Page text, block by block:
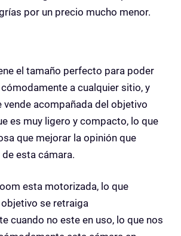
por un precio mucho menor.
el tamaño perfecto para poder
a cualquier sitio, y
vende acompañada del objetivo
es muy ligero y compacto, lo que
que mejorar la opinión que
esta cámara.
esta motorizada, lo que
se retraiga
cuando no este en uso, lo que nos